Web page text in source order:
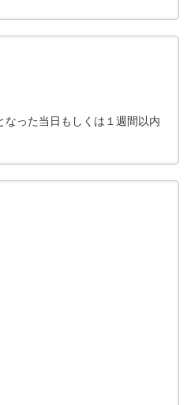
った当日もしくは１週間以内